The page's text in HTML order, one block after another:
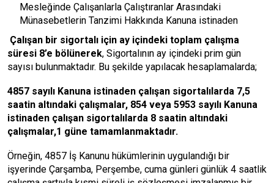
Mesleğinde Çalışanlarla Çalıştıranlar Arasındaki
Münasebetlerin Tanzimi Hakkında Kanuna istinaden
Çalışan bir sigortalı için ay içindeki toplam çalışma
süresi 8’e bölünerek, Sigortalının ay içindeki prim gün
sayısı bulunmaktadır. Bu şekilde yapılacak hesaplamalarda;
4857 sayılı Kanuna istinaden çalışan sigortalılarda 7,5
saatin altındaki çalışmalar, 854 veya 5953 sayılı Kanuna
istinaden çalışan sigortalılarda 8 saatin altındaki
çalışmalar,1 güne tamamlanmaktadır.
Örneğin, 4857 İş Kanunu hükümlerinin uygulandığı bir
işyerinde Çarşamba, Perşembe, cuma günleri günlük 4 saatlik